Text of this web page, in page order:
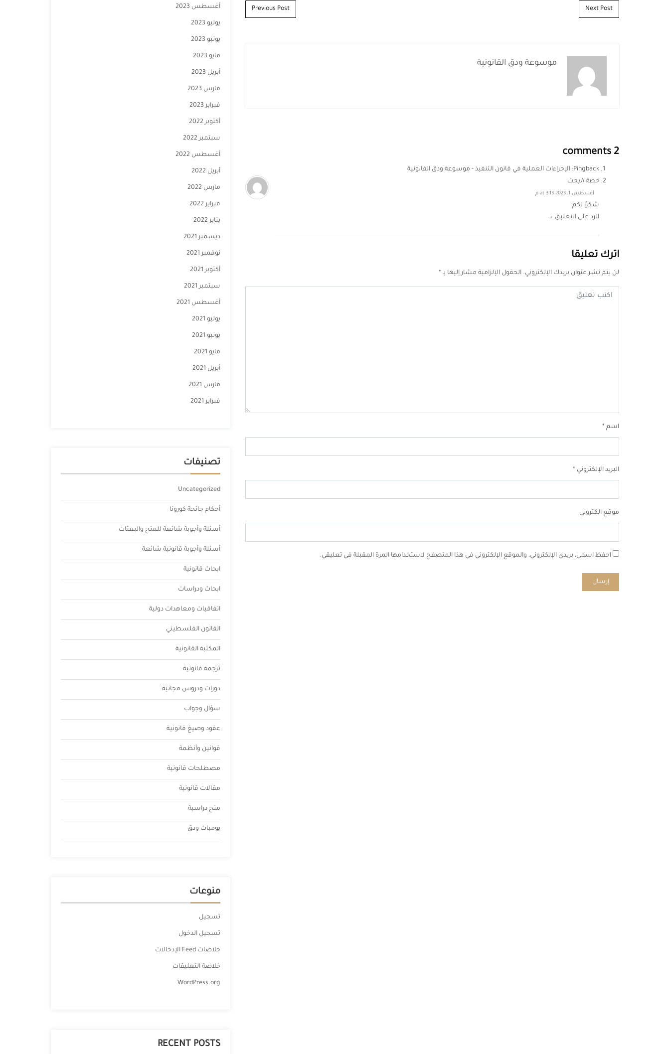
Post navigation
Previous Post Next Post
موسوعة ودق القانونية
2 comments
Pingback: الإجراءات العملية في قانون التنفيذ - موسوعة ودق القانونية
خطة البحث
أغسطس 1, 2023 at 3:13 م
شكرًا لكم
الرد على التعليق →
اترك تعليقا
لن يتم نشر عنوان بريدك الإلكتروني. الحقول الإلزامية مشار إليها بـ *
اسم *
البريد الإلكتروني *
موقع الكتروني
احفظ اسمي، بريدي الإلكتروني، والموقع الإلكتروني في هذا المتصفح لاستخدامها المرة المقبلة في تعليقي.
أغسطس 2023
يوليو 2023
يونيو 2023
مايو 2023
أبريل 2023
مارس 2023
فبراير 2023
أكتوبر 2022
سبتمبر 2022
أغسطس 2022
أبريل 2022
مارس 2022
فبراير 2022
يناير 2022
ديسمبر 2021
نوفمبر 2021
أكتوبر 2021
سبتمبر 2021
أغسطس 2021
يوليو 2021
يونيو 2021
مايو 2021
أبريل 2021
مارس 2021
فبراير 2021
تصنيفات
Uncategorized
أحكام جائحة كورونا
أسئلة وأجوبة شائعة للمنح والبعثات
أسئلة وأجوبة قانونية شائعة
ابحاث قانونية
ابحاث ودراسات
اتفاقيات ومعاهدات دولية
القانون الفلسطيني
المكتبة القانونية
ترجمة قانونية
دورات ودروس مجانية
سؤال وجواب
عقود وصيغ قانونية
قوانين وأنظمة
مصطلحات قانونية
مقالات قانونية
منح دراسية
يوميات ودق
منوعات
تسجيل
تسجيل الدخول
خلاصات Feed الإدخالات
خلاصة التعليقات
WordPress.org
RECENT POSTS